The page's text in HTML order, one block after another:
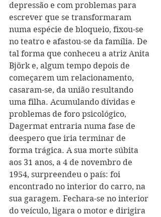
depressão e com problemas para
escrever que se transformaram
numa espécie de bloqueio, fixou-se
no teatro e afastou-se da família. De
tal forma que conheceu a atriz Anita
Björk e, algum tempo depois de
começarem um relacionamento,
casaram-se, da união resultando
uma filha. Acumulando dívidas e
problemas de foro psicológico,
Dagermat entraria numa fase de
deespero que iria terminar de
forma trágica. A sua morte súbita
aos 31 anos, a 4 de novembro de
1954, surpreendeu o país: foi
encontrado no interior do carro, na
sua garagem. Fechara-se no interior
do veículo, ligara o motor e dirigira